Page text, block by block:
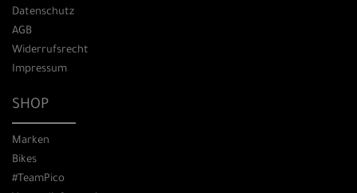
Datenschutz
AGB
Widerrufsrecht
Impressum
SHOP
Marken
Bikes
#TeamPico